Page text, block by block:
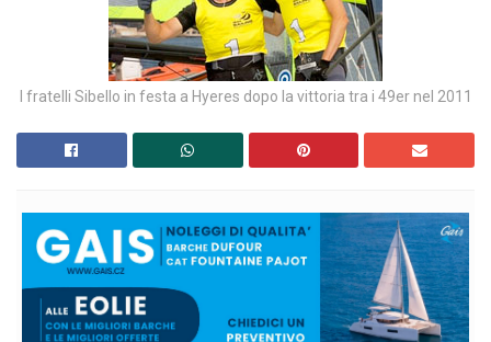
I fratelli Sibello in festa a Hyeres dopo la vittoria tra i 49er nel 2011